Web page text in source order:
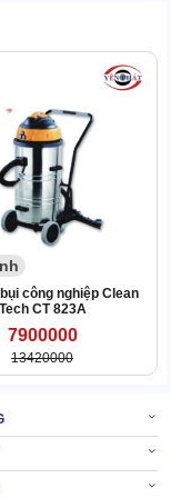
nâng cấp thùng
inox bền bỉ, không
công nghiệp Clean
Tech CT 823A
7900000
13420000